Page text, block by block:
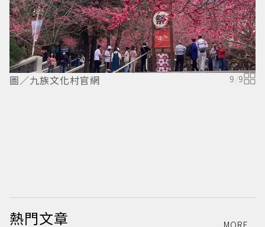
圖／九族文化村官網 9 /9
熱門文章